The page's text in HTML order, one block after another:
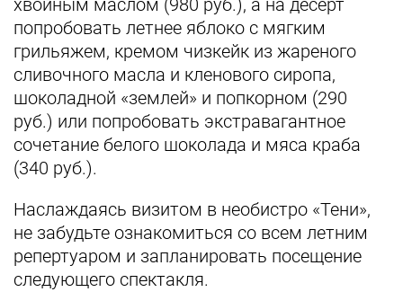
хвойным маслом (980 руб.), а на десерт
попробовать летнее яблоко с мягким
грильяжем, кремом чизкейк из жареного
сливочного масла и кленового сиропа,
шоколадной «землей» и попкорном (290
руб.) или попробовать экстравагантное
сочетание белого шоколада и мяса краба
(340 руб.).
Наслаждаясь визитом в необистро «Тени»,
не забудьте ознакомиться со всем летним
репертуаром и запланировать посещение
следующего спектакля.